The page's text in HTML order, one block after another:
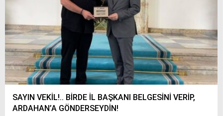
SAYIN VEKİL!.. BİRDE İL BAŞKANI BELGESİNİ VERİP,
ARDAHAN’A GÖNDERSEYDİN!